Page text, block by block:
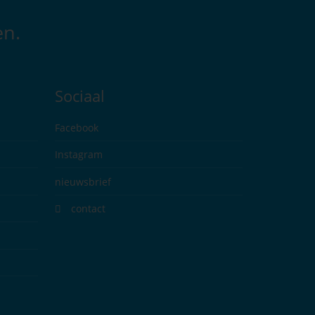
Sociaal
Facebook
Instagram
nieuwsbrief
contact